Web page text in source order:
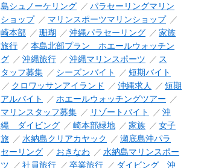
島シュノーケリング
パラセーリングマリン
ショップ
マリンスポーツマリンショップ
崎本部
珊瑚 沖縄パラセーリング
家族
旅行
本島北部プラン ホエールウォッチン
グ
沖縄旅行 沖縄マリンスポーツ
ス
タッフ募集
シーズンバイト
短期バイト
クロワッサンアイランド
沖縄求人
短期
アルバイト
ホエールウォッチングツアー
マリンスタッフ募集
リゾートバイト
沖
縄 ダイビング
崎本部緑地 家族
女子
旅
水納島クリアカヤック
瀬底島沖パラ
セーリング
おきなわ
水納島マリンスポー
ツ
社員旅行 卒業旅行 ダイビング 沖